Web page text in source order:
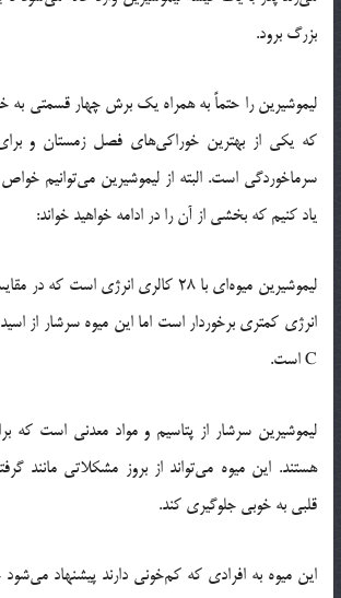
بزرگ برود.
لیموشیرین را حتماً به همراه یک برش چهار قسمتی به
که یکی از بهترین خوراکی‌های فصل زمستان و برای
سرماخوردگی است. البته از لیموشیرین می‌توانیم
یاد کنیم که بخشی از آن را در ادامه خواهید خواند:
لیموشیرین میوه‌ای با 28 کالری انرژی است
انرژی کمتری برخوردار است اما این میوه سرشار از
C است.
لیموشیرین سرشار از پتاسیم و مواد معدنی است که
هستند. این میوه می‌تواند از بروز مشکلاتی مانند
قلبی به خوبی جلوگیری کند.
این میوه به افرادی که کم‌خونی دارند پیشنهاد